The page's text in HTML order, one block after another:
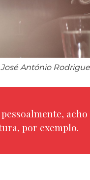
José António
por exemplo.